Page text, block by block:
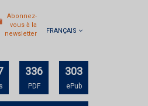
Abonnez-
vous à la
newsletter
FRANÇAIS
336
PDF
303
ePub